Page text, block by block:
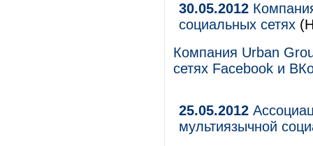
30.05.2012
социальных сетях
Компания Urban
сетях Facebook и
25.05.2012
мультиязычной